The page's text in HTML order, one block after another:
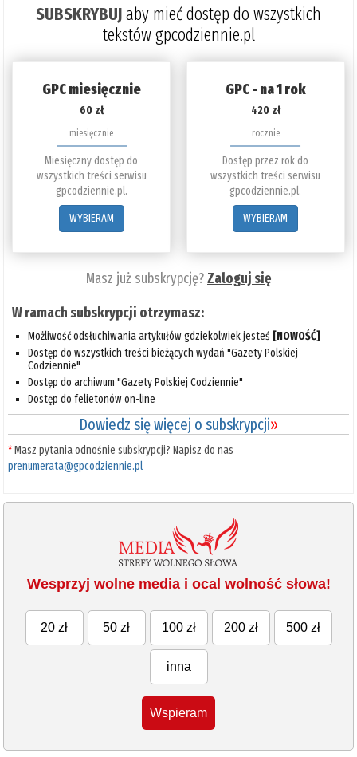
SUBSKRYBUJaby mieć dostęp do wszystkich
tekstów gpcodziennie.pl
GPC miesięcznie
60 zł
miesięcznie
Miesięczny dostęp do
wszystkich treści serwisu
gpcodziennie.pl.
WYBIERAM
GPC - na 1 rok
420 zł
rocznie
Dostęp przez rok do
wszystkich treści serwisu
gpcodziennie.pl.
WYBIERAM
Masz już subskrypcję?Zaloguj się
W ramach subskrypcji otrzymasz:
Możliwość odsłuchiwania artykułów gdziekolwiek jesteś [NOWOŚĆ]
Dostęp do wszystkich treści bieżących wydań "Gazety Polskiej
Codziennie"
Dostęp do archiwum "Gazety Polskiej Codziennie"
Dostęp do felietonów on-line
Dowiedz się więcej o subskrypcji»
*Masz pytania odnośnie subskrypcji? Napisz do nas
prenumerata@gpcodziennie.pl
Wesprzyj wolne media i ocal wolność słowa!
20 zł 50 zł 100 zł 200 zł 500 zł
inna
Wspieram